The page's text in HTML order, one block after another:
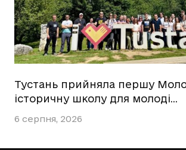
Тустань прийняла першу
історичну школу для молоді…
6 серпня, 2026